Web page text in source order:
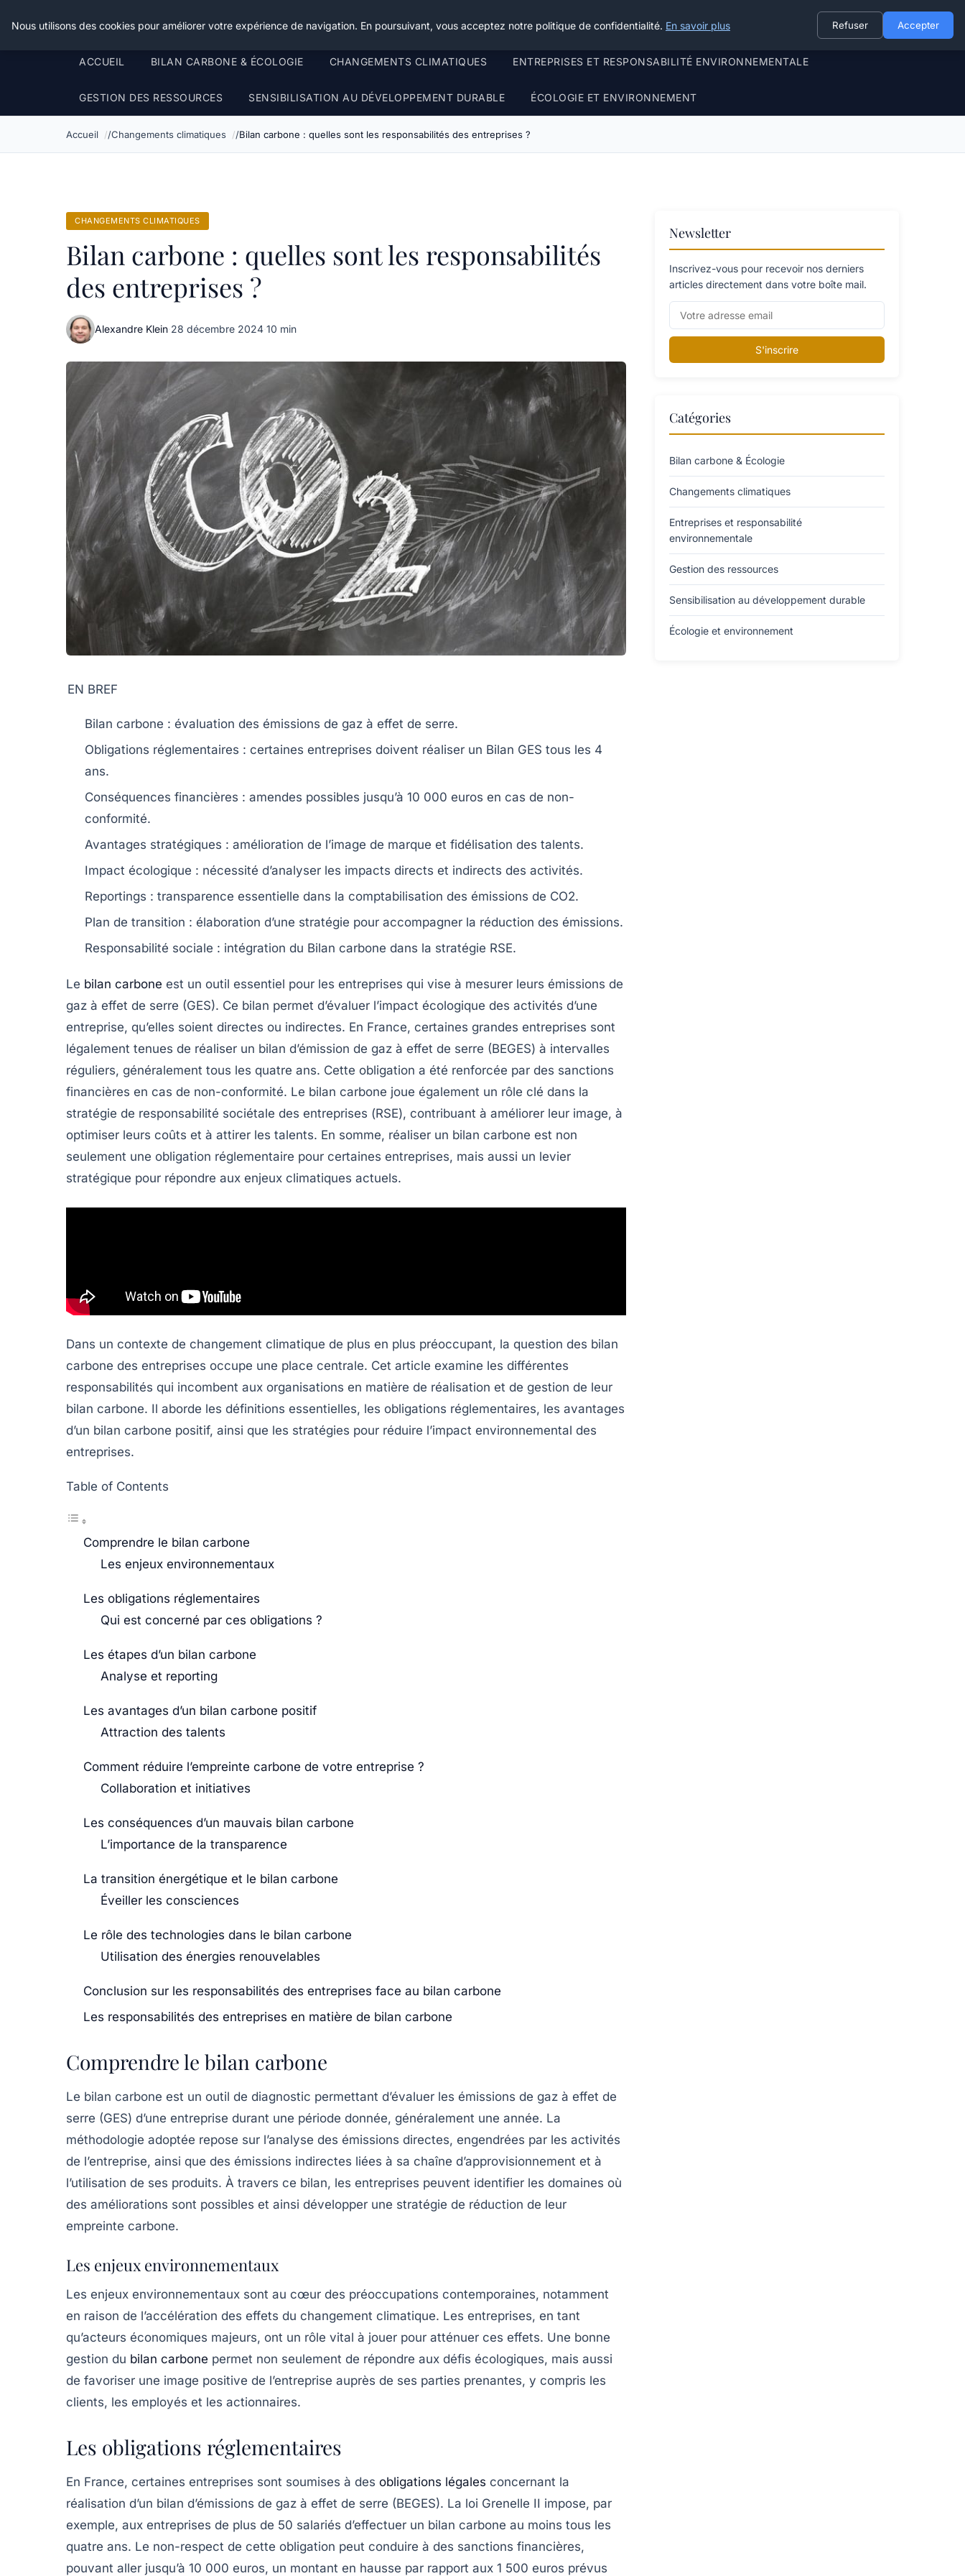
Happy Calyx Farmer
ACCUEIL BILAN CARBONE & ÉCOLOGIE CHANGEMENTS CLIMATIQUES ENTREPRISES ET RESPONSABILITÉ ENVIRONNEMENTALE
GESTION DES RESSOURCES SENSIBILISATION AU DÉVELOPPEMENT DURABLE ÉCOLOGIE ET ENVIRONNEMENT
Accueil Changements climatiques Bilan carbone : quelles sont les responsabilités des entreprises ?
CHANGEMENTS CLIMATIQUES
Bilan carbone : quelles sont les responsabilités
des entreprises ?
Alexandre Klein·28 décembre 2024·10 min
EN BREF
Bilan carbone : évaluation des émissions de gaz à effet de serre.
Obligations réglementaires : certaines entreprises doivent réaliser un Bilan GES tous les 4
ans.
Conséquences financières : amendes possibles jusqu’à 10 000 euros en cas de non-
conformité.
Avantages stratégiques : amélioration de l’image de marque et fidélisation des talents.
Impact écologique : nécessité d’analyser les impacts directs et indirects des activités.
Reportings : transparence essentielle dans la comptabilisation des émissions de CO2.
Plan de transition : élaboration d’une stratégie pour accompagner la réduction des émissions.
Responsabilité sociale : intégration du Bilan carbone dans la stratégie RSE.
Le bilan carbone est un outil essentiel pour les entreprises qui vise à mesurer leurs émissions de
gaz à effet de serre (GES). Ce bilan permet d’évaluer l’impact écologique des activités d’une
entreprise, qu’elles soient directes ou indirectes. En France, certaines grandes entreprises sont
légalement tenues de réaliser un bilan d’émission de gaz à effet de serre (BEGES) à intervalles
réguliers, généralement tous les quatre ans. Cette obligation a été renforcée par des sanctions
financières en cas de non-conformité. Le bilan carbone joue également un rôle clé dans la
stratégie de responsabilité sociétale des entreprises (RSE), contribuant à améliorer leur image, à
optimiser leurs coûts et à attirer les talents. En somme, réaliser un bilan carbone est non
seulement une obligation réglementaire pour certaines entreprises, mais aussi un levier
stratégique pour répondre aux enjeux climatiques actuels.
Dans un contexte de changement climatique de plus en plus préoccupant, la question des bilan
carbone des entreprises occupe une place centrale. Cet article examine les différentes
responsabilités qui incombent aux organisations en matière de réalisation et de gestion de leur
bilan carbone. Il aborde les définitions essentielles, les obligations réglementaires, les avantages
d’un bilan carbone positif, ainsi que les stratégies pour réduire l’impact environnemental des
entreprises.
Table of Contents
Comprendre le bilan carbone
Les enjeux environnementaux
Les obligations réglementaires
Qui est concerné par ces obligations ?
Les étapes d’un bilan carbone
Analyse et reporting
Les avantages d’un bilan carbone positif
Attraction des talents
Comment réduire l’empreinte carbone de votre entreprise ?
Collaboration et initiatives
Les conséquences d’un mauvais bilan carbone
L’importance de la transparence
La transition énergétique et le bilan carbone
Éveiller les consciences
Le rôle des technologies dans le bilan carbone
Utilisation des énergies renouvelables
Conclusion sur les responsabilités des entreprises face au bilan carbone
Les responsabilités des entreprises en matière de bilan carbone
Comprendre le bilan carbone
Le bilan carbone est un outil de diagnostic permettant d’évaluer les émissions de gaz à effet de
serre (GES) d’une entreprise durant une période donnée, généralement une année. La
méthodologie adoptée repose sur l’analyse des émissions directes, engendrées par les activités
de l’entreprise, ainsi que des émissions indirectes liées à sa chaîne d’approvisionnement et à
l’utilisation de ses produits. À travers ce bilan, les entreprises peuvent identifier les domaines où
des améliorations sont possibles et ainsi développer une stratégie de réduction de leur
empreinte carbone.
Les enjeux environnementaux
Les enjeux environnementaux sont au cœur des préoccupations contemporaines, notamment
en raison de l’accélération des effets du changement climatique. Les entreprises, en tant
qu’acteurs économiques majeurs, ont un rôle vital à jouer pour atténuer ces effets. Une bonne
gestion du bilan carbone permet non seulement de répondre aux défis écologiques, mais aussi
de favoriser une image positive de l’entreprise auprès de ses parties prenantes, y compris les
clients, les employés et les actionnaires.
Les obligations réglementaires
En France, certaines entreprises sont soumises à des obligations légales concernant la
réalisation d’un bilan d’émissions de gaz à effet de serre (BEGES). La loi Grenelle II impose, par
exemple, aux entreprises de plus de 50 salariés d’effectuer un bilan carbone au moins tous les
quatre ans. Le non-respect de cette obligation peut conduire à des sanctions financières,
pouvant aller jusqu’à 10 000 euros, un montant en hausse par rapport aux 1 500 euros prévus
Newsletter
Inscrivez-vous pour recevoir nos derniers
articles directement dans votre boîte mail.
S'inscrire
Catégories
Bilan carbone & Écologie
Changements climatiques
Entreprises et responsabilité
environnementale
Gestion des ressources
Sensibilisation au développement durable
Écologie et environnement
Nous utilisons des cookies pour améliorer votre expérience de navigation. En poursuivant, vous acceptez notre politique de confidentialité. En savoir plus Refuser Accepter